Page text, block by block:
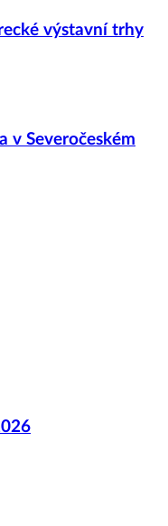
výstavní trhy
v Severočeském